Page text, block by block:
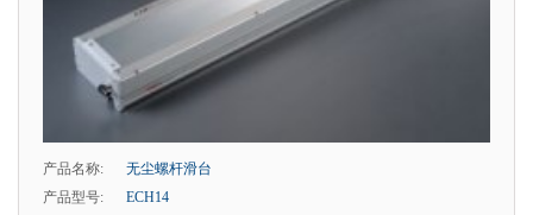
产品名称:
无尘螺杆滑台
产品型号:
ECH14